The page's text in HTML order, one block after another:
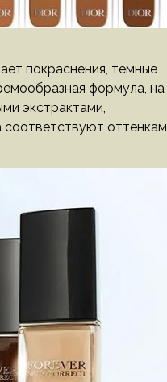
покраснения, темные
формула, на
экстрактами,
соответствуют оттенкам